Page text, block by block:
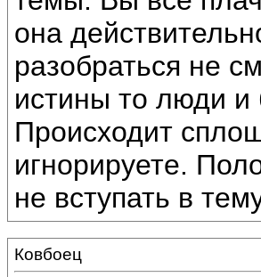
она
разобраться не
истины то люди и
Происходит
игнорируете.
не вступать в
Ковбоец